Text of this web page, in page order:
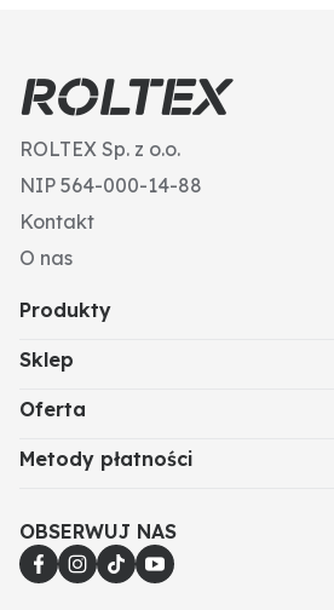
ROLTEX Sp. z o.o.
NIP 564-000-14-88
Kontakt
O nas
Produkty
Sklep
Oferta
Metody płatności
OBSERWUJ NAS